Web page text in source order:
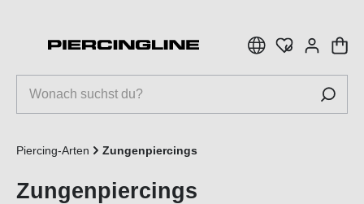
Piercing-Arten Zungenpiercings
Zungenpiercings